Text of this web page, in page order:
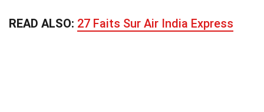
READ ALSO: 27 Faits Sur Air India Express